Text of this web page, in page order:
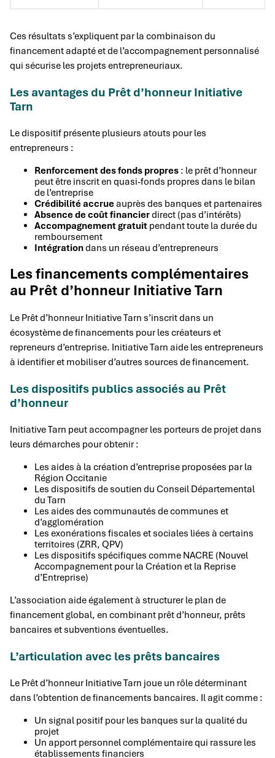
Ces résultats s’expliquent par la combinaison du
financement adapté et de l’accompagnement personnalisé
qui sécurise les projets entrepreneuriaux.
Les avantages du Prêt d’honneur Initiative
Tarn
Le dispositif présente plusieurs atouts pour les
entrepreneurs :
Renforcement des fonds propres : le prêt d’honneur
peut être inscrit en quasi-fonds propres dans le bilan
de l’entreprise
Crédibilité accrueauprès des banques et partenaires
Absence de coût financierdirect (pas d’intérêts)
Accompagnement gratuit pendant toute la durée du
remboursement
Intégrationdans un réseau d’entrepreneurs
Les financements complémentaires
au Prêt d’honneur Initiative Tarn
Le Prêt d’honneur Initiative Tarn s’inscrit dans un
écosystème de financements pour les créateurs et
repreneurs d’entreprise. Initiative Tarn aide les entrepreneurs
à identifier et mobiliser d’autres sources de financement.
Les dispositifs publics associés au Prêt
d’honneur
Initiative Tarn peut accompagner les porteurs de projet dans
leurs démarches pour obtenir :
Les aides à la création d’entreprise proposées par la
Région Occitanie
Les dispositifs de soutien du Conseil Départemental
du Tarn
Les aides des communautés de communes et
d’agglomération
Les exonérations fiscales et sociales liées à certains
territoires (ZRR, QPV)
Les dispositifs spécifiques comme NACRE (Nouvel
Accompagnement pour la Création et la Reprise
d’Entreprise)
L’association aide également à structurer le plan de
financement global, en combinant prêt d’honneur, prêts
bancaires et subventions éventuelles.
L’articulation avec les prêts bancaires
Le Prêt d’honneur Initiative Tarn joue un rôle déterminant
dans l’obtention de financements bancaires. Il agit comme :
Un signal positif pour les banques sur la qualité du
projet
Un apport personnel complémentaire qui rassure les
établissements financiers